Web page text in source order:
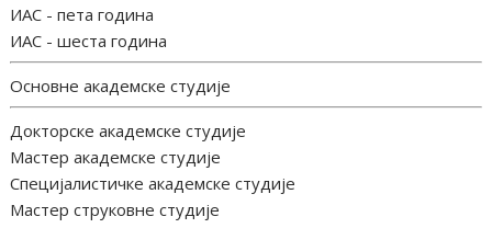
ИАС - пета година
ИАС - шеста година
Основне академске студије
Докторске академске студије
Мастер академске студије
Специјалистичке академске студије
Мастер струковне студије